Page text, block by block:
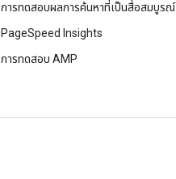
การทดสอบผลการค้นหาที่เป็นสื่อสมบูรณ์
PageSpeed Insights
การทดสอบ AMP